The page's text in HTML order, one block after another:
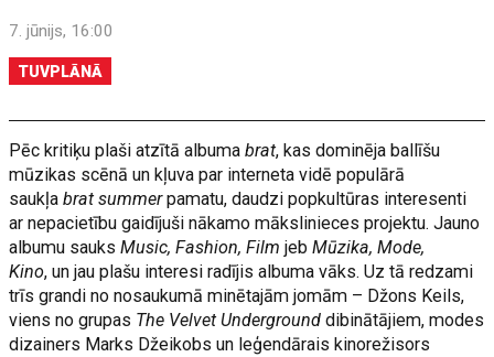
7. jūnijs, 16:00
TUVPLĀNĀ
Pēc kritiķu plaši atzītā albumabrat, kas dominēja ballīšu
mūzikas scēnā un kļuva par interneta vidē populārā
saukļabrat summerpamatu, daudzi popkultūras interesenti
ar nepacietību gaidījuši nākamo mākslinieces projektu. Jauno
albumu sauksMusic, Fashion, FilmjebMūzika, Mode,
Kino, un jau plašu interesi radījis albuma vāks. Uz tā redzami
trīs grandi no nosaukumā minētajām jomām – Džons Keils,
viens no grupas The Velvet Underground dibinātājiem, modes
dizainers Marks Džeikobs un leģendārais kinorežisors